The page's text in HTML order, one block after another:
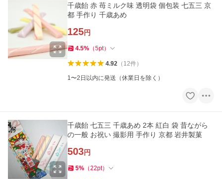
千歳飴 赤 苺ミルク味 透明袋 個包装 七五三 京
都 手作り 千歳あめ
125円
4.5% （5pt）
4.92 （ 12件）
1〜2日以内に発送（休業日を除く）
千歳飴 七五三 千歳あめ 2本 紅白 袋 昔ながら
の一般 お祝い 撮影用 手作り 京都 岩井製菓
503円
5% （22pt）